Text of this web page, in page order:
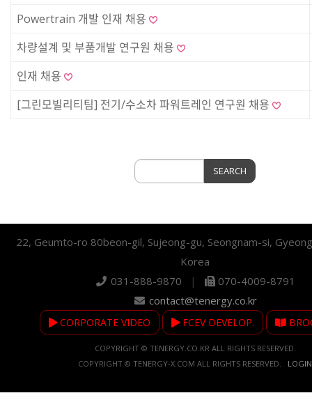
Powertrain 개발 인재 채용
차량설계 및 부품개발 연구원 채용
인재 채용
[그린모빌리티팀] 전기/수소차 파워트레인 연구원 채용
SEARCH
SEARCH
22, Geumto-ro 80beon-gil, Sujeong-gu, Seongnam-si,
Korea
031-888-9870
|
070-4009-8791
contact@tenergy.co.kr
CORPORATE VIDEO FCEV DEVELOP.
COPYRIGHT © TENERGY.CO.KR ALL RIGHTS RESERVED.
COPYRIGHT © TENERGY-X.COM ALL RIGHTS RESERVED. LOGIN